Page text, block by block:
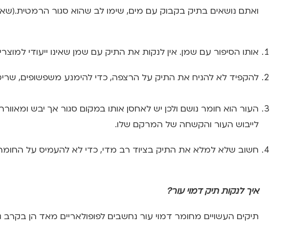
ואתם נושאים בתיק בקבוק עם מים, שימו לב שהוא סגור
אותו הסיפור עם שמן. אין לנקות את התיק עם שמן שאינו ייעודי
להקפיד לא להניח את התיק על הרצפה, כדי להימנע משפשופים,
העור הוא חומר נושם ולכן יש לאחסן אותו במקום סגור אך יבש
לייבוש העור והקשחה של המרקם שלו.
חשוב שלא למלא את התיק בציוד רב מדי, כדי לא להעמיס על החומר
איך לנקות תיק דמוי עור?
תיקים העשויים מחומר דמוי עור נחשבים לפופולאריים מאד הן